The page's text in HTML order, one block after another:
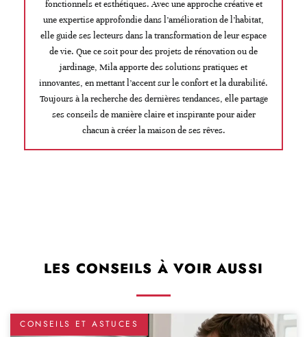
fonctionnels et esthétiques. Avec une approche créative et
une expertise approfondie dans l’amélioration de l’habitat,
elle guide ses lecteurs dans la transformation de leur espace
de vie. Que ce soit pour des projets de rénovation ou de
jardinage, Mila apporte des solutions pratiques et
innovantes, en mettant l’accent sur le confort et la durabilité.
Toujours à la recherche des dernières tendances, elle partage
ses conseils de manière claire et inspirante pour aider
chacun à créer la maison de ses rêves.
LES CONSEILS À VOIR AUSSI
CONSEILS ET ASTUCES